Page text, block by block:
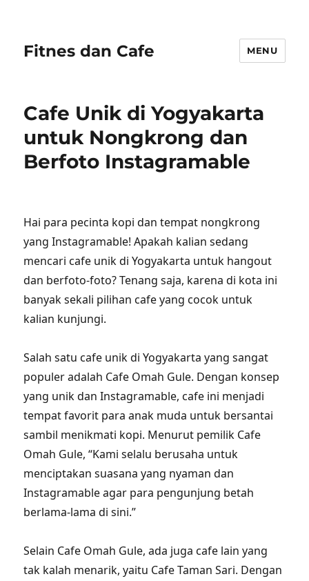
Fitnes dan Cafe MENU
Cafe Unik di Yogyakarta
untuk Nongkrong dan
Berfoto Instagramable
Hai para pecinta kopi dan tempat nongkrong
yang Instagramable! Apakah kalian sedang
mencari cafe unik di Yogyakarta untuk hangout
dan berfoto-foto? Tenang saja, karena di kota ini
banyak sekali pilihan cafe yang cocok untuk
kalian kunjungi.
Salah satu cafe unik di Yogyakarta yang sangat
populer adalah Cafe Omah Gule. Dengan konsep
yang unik dan Instagramable, cafe ini menjadi
tempat favorit para anak muda untuk bersantai
sambil menikmati kopi. Menurut pemilik Cafe
Omah Gule, “Kami selalu berusaha untuk
menciptakan suasana yang nyaman dan
Instagramable agar para pengunjung betah
berlama-lama di sini.”
Selain Cafe Omah Gule, ada juga cafe lain yang
tak kalah menarik, yaitu Cafe Taman Sari. Dengan